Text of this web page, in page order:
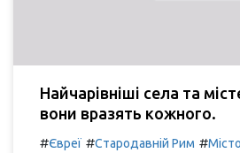
Найчарівніші села та
вони вразять кожного.
#Євреї #Стародавній Рим #Місто